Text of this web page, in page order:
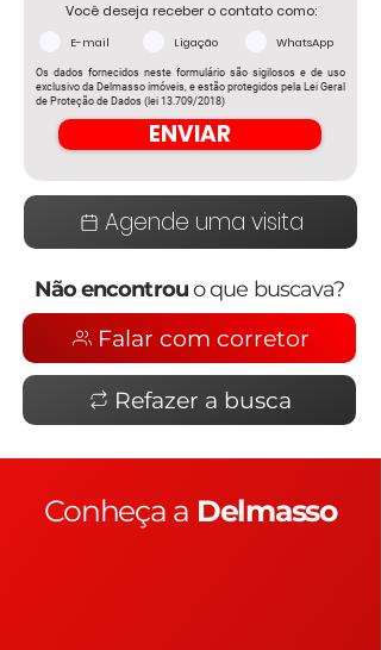
Você deseja receber o contato como:
E-mail Ligação WhatsApp
Os dados fornecidos neste formulário são sigilosos e de uso
exclusivo da Delmasso imóveis, e estão protegidos pela Lei Geral
de Proteção de Dados (lei 13.709/2018)
ENVIAR
Agende uma visita
Não encontrouo que buscava?
Falar com corretor
Refazer a busca
Conheça a Delmasso